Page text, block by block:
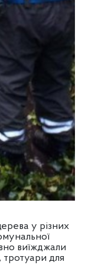
у різних
виїжджали
тротуари для